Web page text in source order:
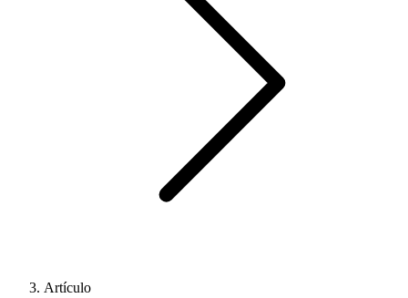
Artículo